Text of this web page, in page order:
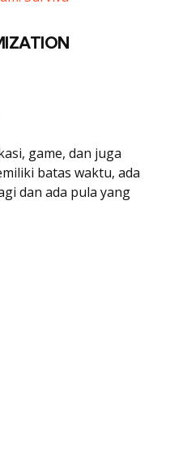
game, dan juga
batas waktu, ada
dan ada pula yang